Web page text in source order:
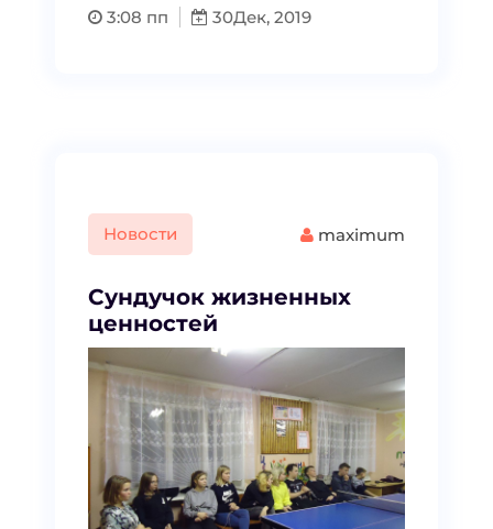
3:08 пп
30Дек, 2019
Новости maximum
Сундучок жизненных
ценностей